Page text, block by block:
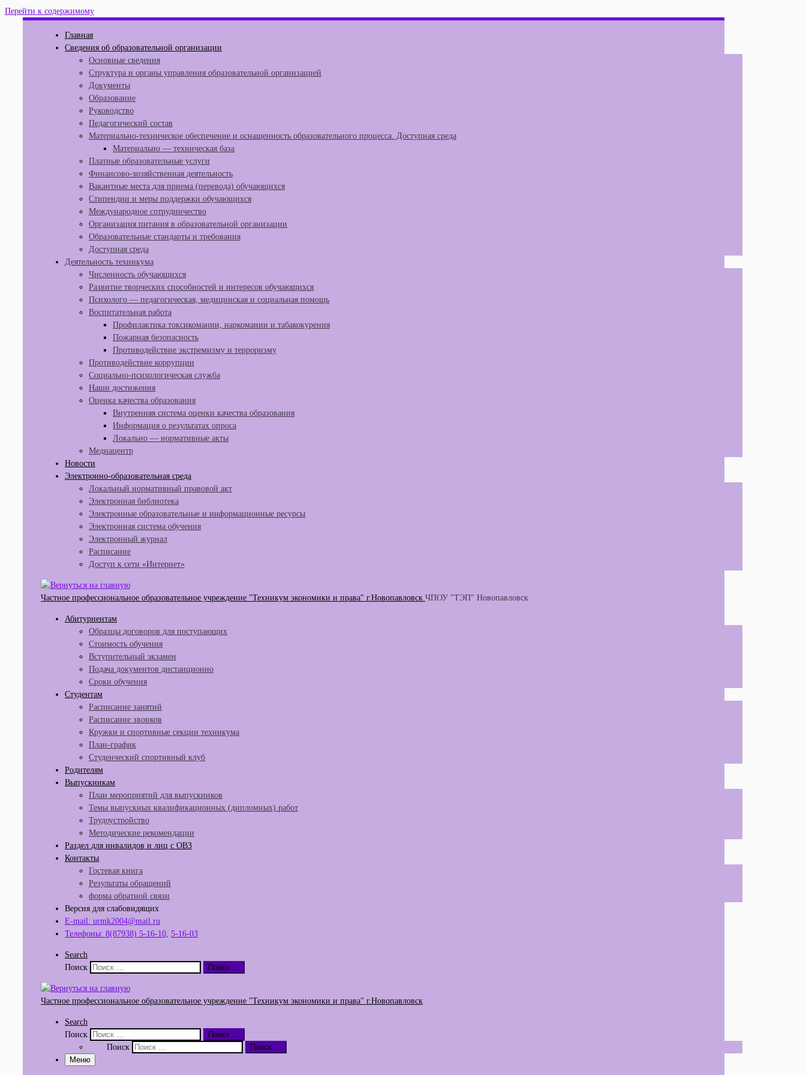
Перейти к содержимому
Главная
Сведения об образовательной организации
Основные сведения
Структура и органы управления образовательной организацией
Документы
Образование
Руководство
Педагогический состав
Материально-техническое обеспечение и оснащенность образовательного процесса. Доступная среда
Материально — техническая база
Платные образовательные услуги
Финансово-хозяйственная деятельность
Вакантные места для приема (перевода) обучающихся
Стипендии и меры поддержки обучающихся
Международное сотрудничество
Организация питания в образовательной организации
Образовательные стандарты и требования
Доступная среда
Деятельность техникума
Численность обучающихся
Развитие творческих способностей и интересов обучающихся
Психолого — педагогическая, медицинская и социальная помощь
Воспитательная работа
Профилактика токсикомании, наркомании и табакокурения
Пожарная безопасность
Противодействие экстремизму и терроризму
Противодействие коррупции
Социально-психологическая служба
Наши достижения
Оценка качества образования
Внутренняя система оценки качества образования
Информация о результатах опроса
Локально — нормативные акты
Медиацентр
Новости
Электронно-образовательная среда
Локальный нормативный правовой акт
Электронная библиотека
Электронные образовательные и информационные ресурсы
Электронная система обучения
Электронный журнал
Расписание
Доступ к сети «Интернет»
Частное профессиональное образовательное учреждение "Техникум экономики и права" г.Новопавловск ЧПОУ "ТЭП" Новопавловск
Абитуриентам
Образцы договоров для поступающих
Стоимость обучения
Вступительный экзамен
Подача документов дистанционно
Сроки обучения
Студентам
Расписание занятий
Расписание звонков
Кружки и спортивные секции техникума
План-график
Студенческий спортивный клуб
Родителям
Выпускникам
План мероприятий для выпускников
Темы выпускных квалификационных (дипломных) работ
Трудоустройство
Методические рекомендации
Раздел для инвалидов и лиц с ОВЗ
Контакты
Гостевая книга
Результаты обращений
форма обратной связи
Версия для слабовидящих
E-mail: urmk2004@mail.ru
Телефоны: 8(87938) 5-16-10, 5-16-03
Search
Поиск
Поиск …
Частное профессиональное образовательное учреждение "Техникум экономики и права" г.Новопавловск
Search
Поиск
Поиск …
Поиск
Поиск …
Меню